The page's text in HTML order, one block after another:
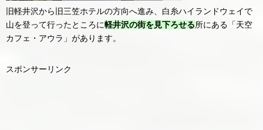
旧軽井沢から旧三笠ホテルの方向へ進み、白糸ハイランドウェイで
山を登って行ったところに軽井沢の街を見下ろせる所にある「天空
カフェ・アウラ」があります。
スポンサーリンク